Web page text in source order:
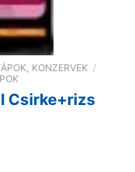
KONZERVEK /
Csirke+rizs